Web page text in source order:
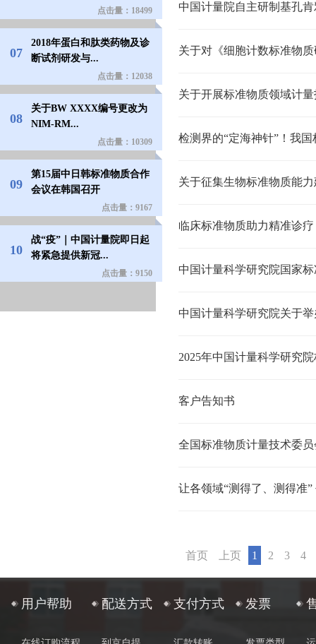
点击量：18499
07
2018年蛋白和肽类药物及诊
断试剂研发与...
点击量：12038
08
关于BW XXXX编号更改为
NIM-RM...
点击量：10309
09
第15届中日韩标准物质合作
会议在韩国召开
点击量：9167
10
战“疫”｜中国计量院即日起
将紧急提供新冠...
点击量：9150
中国计量院自主研制基孔
关于开展标准物质领域计
检测界的“定海神针”！我
临床标准物质助力精准诊疗
2025年中国计量科学研究
客户告知书
首页 上页 1 2 3 4
用户帮助 配送方式 支付方式 发票